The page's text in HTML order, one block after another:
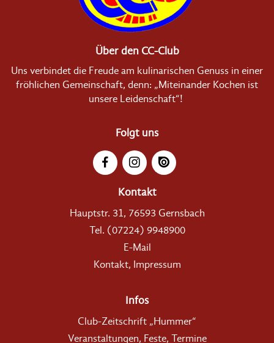
Über den CC-Club
Uns verbindet die Freude am kulinarischen Genuss in einer
fröhlichen Gemeinschaft, denn: „Miteinander Kochen ist
unsere Leidenschaft“!
Folgt uns
Kontakt
Hauptstr. 31, 76593 Gernsbach
Tel. (07224) 9948900
E-Mail
Kontakt, Impressum
Infos
Club-Zeitschrift „Hummer“
Veranstaltungen, Feste, Termine